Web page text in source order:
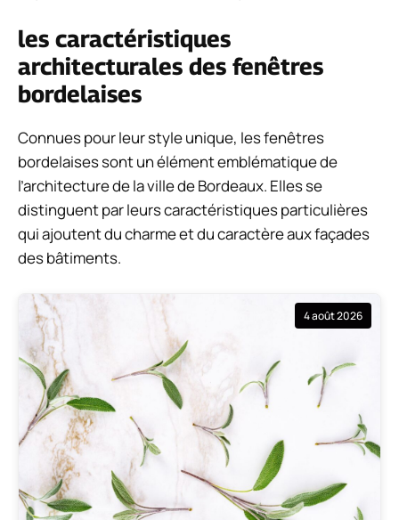
les caractéristiques
architecturales des fenêtres
bordelaises
Connues pour leur style unique, les fenêtres
bordelaises sont un élément emblématique de
l’architecture de la ville de Bordeaux. Elles se
distinguent par leurs caractéristiques particulières
qui ajoutent du charme et du caractère aux façades
des bâtiments.
4 août 2026